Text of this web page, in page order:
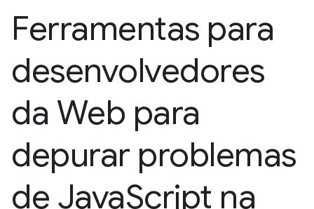
Ferramentas para
desenvolvedores
da Web para
depurar problemas
de JavaScript na